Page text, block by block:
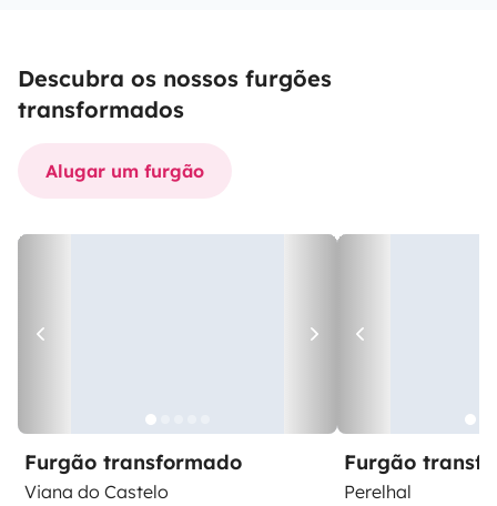
Descubra os nossos furgões
transformados
Alugar um furgão
Furgão transformado
Viana do Castelo
Furgão
Perelhal